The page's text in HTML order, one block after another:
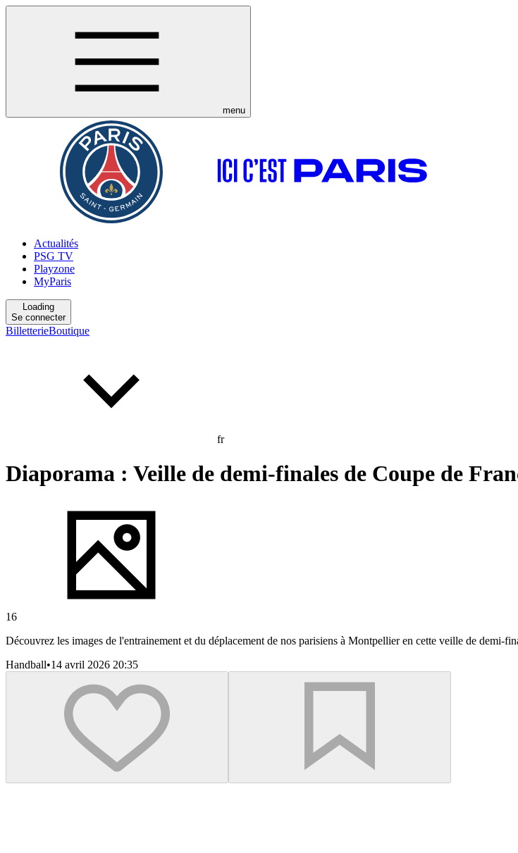
menu
Actualités
PSG TV
Playzone
MyParis
Loading
Se connecter
BilletterieBoutique
fr
Diaporama : Veille de demi-finales de Coupe de
16
Découvrez les images de l'entrainement et du déplacement de nos parisiens à Montpellier en cette veille de demi-
Handball•14 avril 2026 20:35